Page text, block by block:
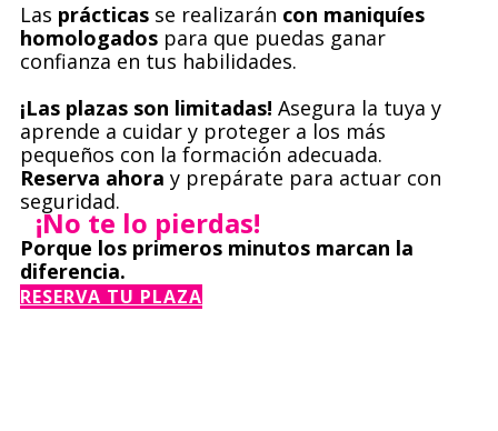
Las prácticas se realizarán con maniquíes
homologados para que puedas ganar
confianza en tus habilidades.
¡Las plazas son limitadas! Asegura la tuya y
aprende a cuidar y proteger a los más
pequeños con la formación adecuada.
Reserva ahora y prepárate para actuar con
seguridad.
Porque los primeros minutos marcan la
diferencia.
RESERVA TU PLAZA
¡No te lo pierdas!